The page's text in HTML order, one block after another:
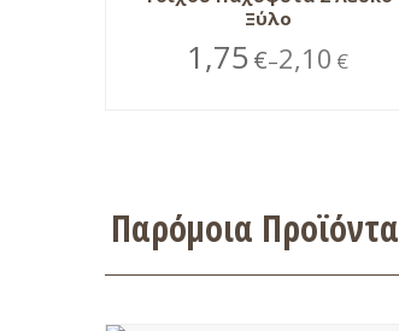
Ξύλο
1,75 €–2,10 €
Παρόμοια Προϊόντα